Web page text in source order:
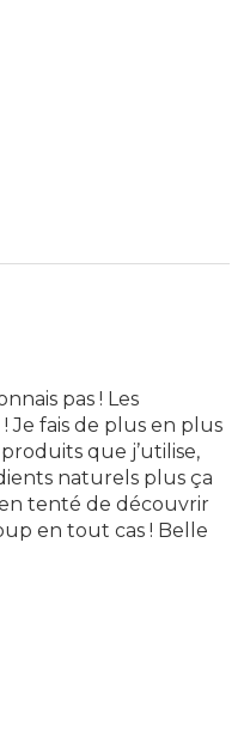
pas ! Les
Je fais de plus en plus
que j’utilise,
naturels plus ça
tenté de découvrir
en tout cas ! Belle